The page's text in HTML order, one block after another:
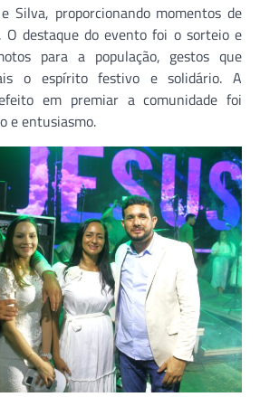
Silva, proporcionando momentos de
O destaque do evento foi o sorteio e
para a população, gestos que
o espírito festivo e solidário. A
em premiar a comunidade foi
e entusiasmo.